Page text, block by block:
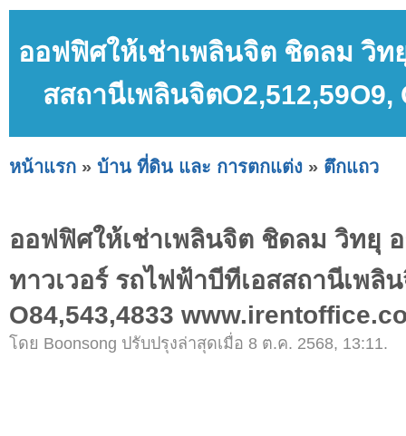
ออฟฟิศให้เช่าเพลินจิต ชิดลม วิท
สสถานีเพลินจิต
หน้าแรก » บ้าน ที่ดิน และ การตกแต่ง » ตึกแถว
ออฟฟิศให้เช่าเพลินจิต ชิดลม วิทยุ
ทาวเวอร์ รถไฟฟ้าบีทีเอสสถานีเพลิ
O84,543,4833
โดย Boonsong ปรับปรุงล่าสุดเมื่อ 8 ต.ค. 2568, 13:11.